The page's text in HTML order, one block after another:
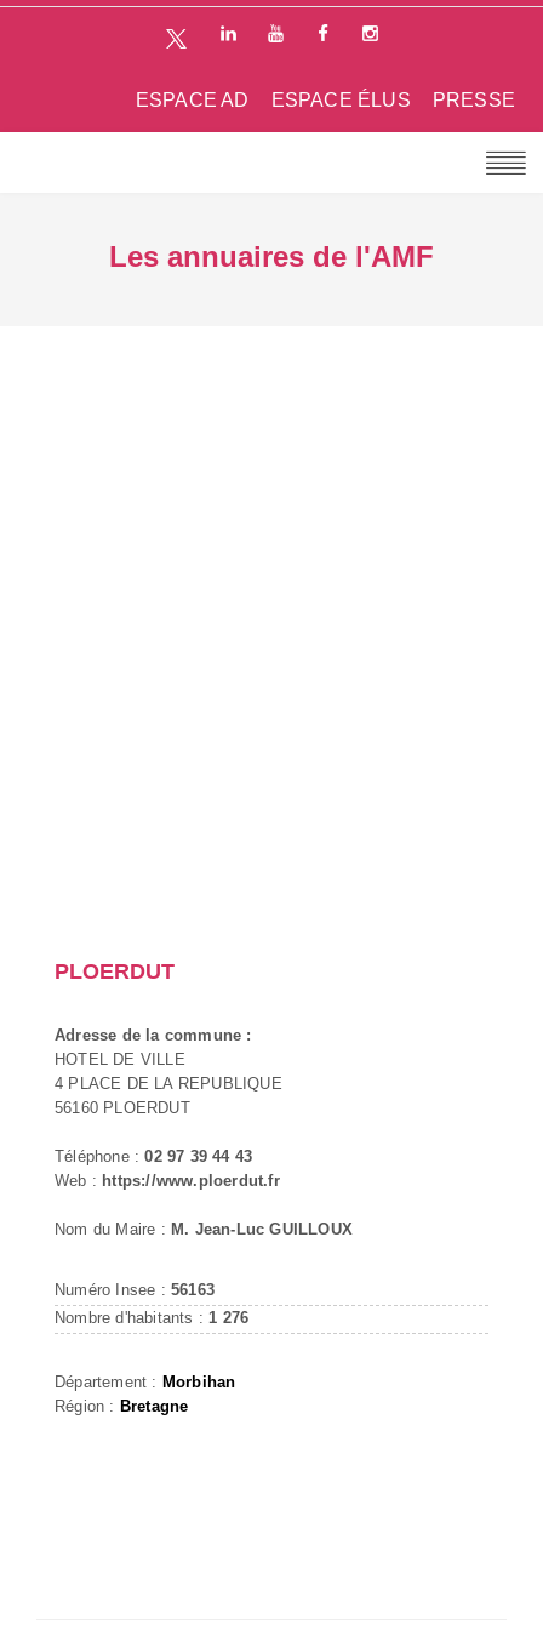
PRESSE
ESPACE ÉLUS
ESPACE AD
Les annuaires de l'AMF
PLOERDUT
Adresse de la commune :
HOTEL DE VILLE
4 PLACE DE LA REPUBLIQUE
56160 PLOERDUT
Téléphone :02 97 39 44 43
Web : https://www.ploerdut.fr
Nom du Maire : M. Jean-Luc GUILLOUX
Numéro Insee : 56163
Nombre d'habitants : 1 276
Département : Morbihan
Région : Bretagne